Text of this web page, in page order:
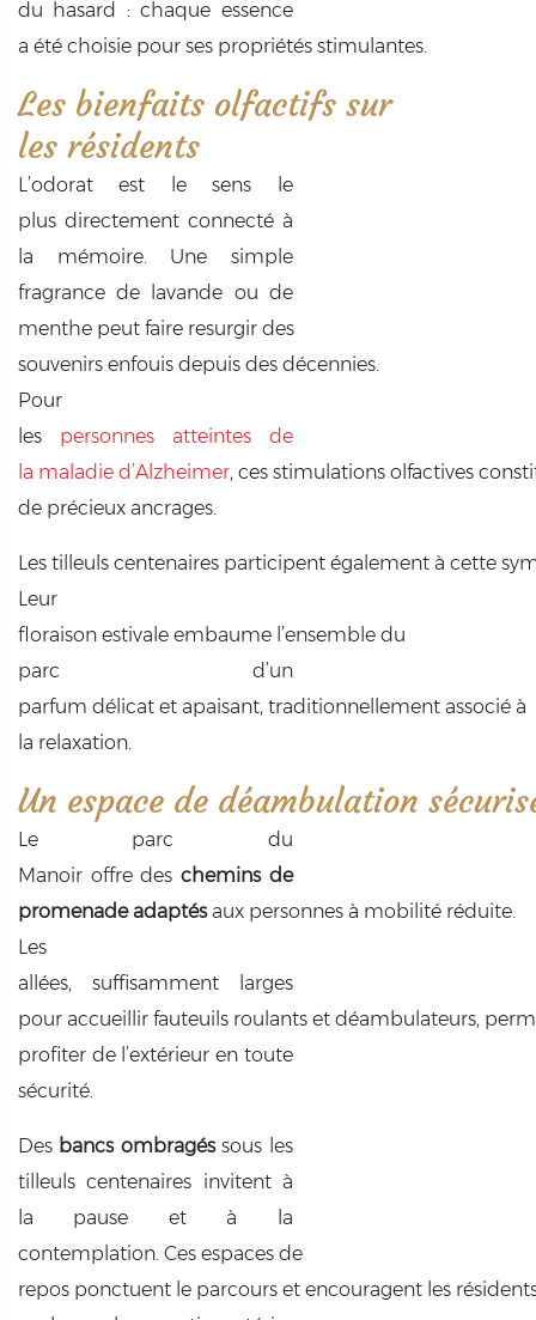
du hasard : chaque essence
a été choisie pour ses propriétés stimulantes.
Les bienfaits olfactifs sur
les résidents
L’odorat est le sens le
plus directement connecté à
la mémoire. Une simple
fragrance de lavande ou de
menthe peut faire resurgir des
souvenirs enfouis depuis des décennies.
Pour
les personnes atteintes de
la maladie d’Alzheimer, ces stimulations olfactives
de précieux ancrages.
Les tilleuls centenaires participent également à cette
Leur
floraison estivale embaume l’ensemble du
parc d’un
parfum délicat et apaisant, traditionnellement associé à
la relaxation.
Un espace de déambulation
Le parc du
Manoir offre deschemins de
promenade adaptésaux personnes à mobilité réduite.
Les
allées, suffisamment larges
pour accueillir fauteuils roulants et déambulateurs,
profiter de l’extérieur en toute
sécurité.
Des bancs ombragéssous les
tilleuls centenaires invitent à
la pause et à la
contemplation. Ces espaces de
repos ponctuent le parcours et encouragent les